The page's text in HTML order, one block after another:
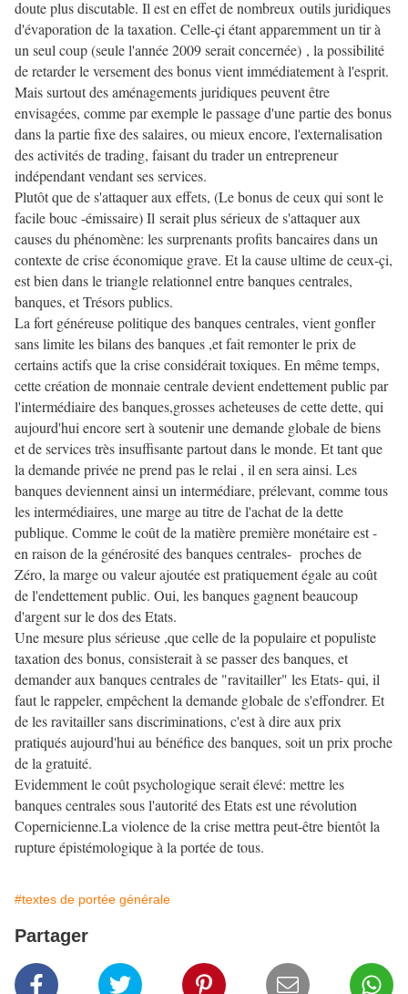
doute plus discutable. Il est en effet de nombreux outils juridiques
d'évaporation de la taxation. Celle-çi étant apparemment un tir à
un seul coup (seule l'année 2009 serait concernée) , la possibilité
de retarder le versement des bonus vient immédiatement à l'esprit.
Mais surtout des aménagements juridiques peuvent être
envisagées, comme par exemple le passage d'une partie des bonus
dans la partie fixe des salaires, ou mieux encore, l'externalisation
des activités de trading, faisant du trader un entrepreneur
indépendant vendant ses services.
Plutôt que de s'attaquer aux effets, (Le bonus de ceux qui sont le
facile bouc -émissaire) Il serait plus sérieux de s'attaquer aux
causes du phénomène: les surprenants profits bancaires dans un
contexte de crise économique grave. Et la cause ultime de ceux-çi,
est bien dans le triangle relationnel entre banques centrales,
banques, et Trésors publics.
La fort généreuse politique des banques centrales, vient gonfler
sans limite les bilans des banques ,et fait remonter le prix de
certains actifs que la crise considérait toxiques. En même temps,
cette création de monnaie centrale devient endettement public par
l'intermédiaire des banques,grosses acheteuses de cette dette, qui
aujourd'hui encore sert à soutenir une demande globale de biens
et de services très insuffisante partout dans le monde. Et tant que
la demande privée ne prend pas le relai , il en sera ainsi. Les
banques deviennent ainsi un intermédiare, prélevant, comme tous
les intermédiaires, une marge au titre de l'achat de la dette
publique. Comme le coût de la matière première monétaire est -
en raison de la générosité des banques centrales- proches de
Zéro, la marge ou valeur ajoutée est pratiquement égale au coût
de l'endettement public. Oui, les banques gagnent beaucoup
d'argent sur le dos des Etats.
Une mesure plus sérieuse ,que celle de la populaire et populiste
taxation des bonus, consisterait à se passer des banques, et
demander aux banques centrales de "ravitailler" les Etats- qui, il
faut le rappeler, empêchent la demande globale de s'effondrer. Et
de les ravitailler sans discriminations, c'est à dire aux prix
pratiqués aujourd'hui au bénéfice des banques, soit un prix proche
de la gratuité.
Evidemment le coût psychologique serait élevé: mettre les
banques centrales sous l'autorité des Etats est une révolution
Copernicienne.La violence de la crise mettra peut-être bientôt la
rupture épistémologique à la portée de tous.
#textes de portée générale
Partager